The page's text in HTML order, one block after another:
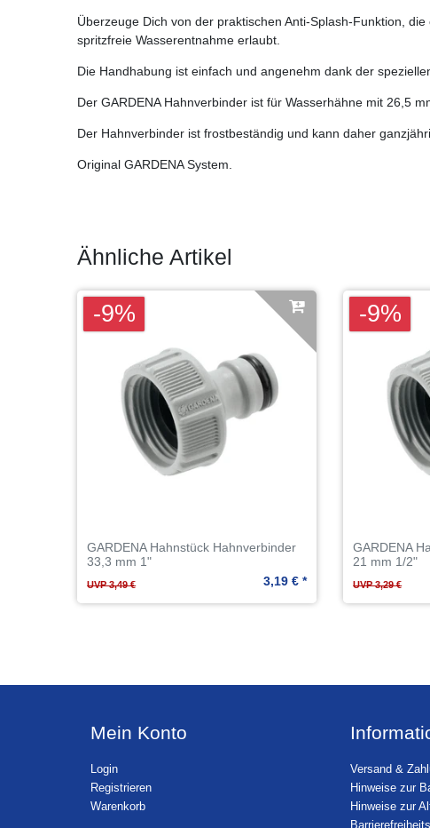
Überzeuge Dich von der praktischen Anti-Splash-Funktion,
spritzfreie Wasserentnahme erlaubt.
Die Handhabung ist einfach und angenehm dank der
Der GARDENA Hahnverbinder ist für Wasserhähne mit 26,5
Der Hahnverbinder ist frostbeständig und kann daher
Original GARDENA System.
Ähnliche Artikel
-9%
GARDENA Hahnstück Hahnverbinder
33,3 mm 1"
UVP 3,49 € 3,19 € *
-9%
GARDENA
21 mm 1/2"
UVP 3,29 €
Mein Konto
Login
Registrieren
Warenkorb
Versand &
Hinweise zur
Hinweise zur